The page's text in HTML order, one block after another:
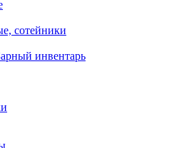
сотейники
инвентарь